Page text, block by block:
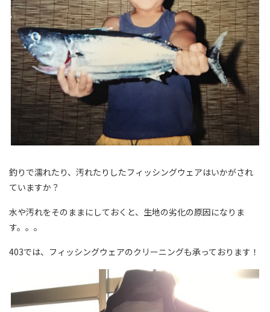
釣りで濡れたり、汚れたりしたフィッシングウェアはいかがされ
ていますか？
水や汚れをそのままにしておくと、生地の劣化の原因になりま
す。。。
403では、フィッシングウェアのクリーニングも承っております！